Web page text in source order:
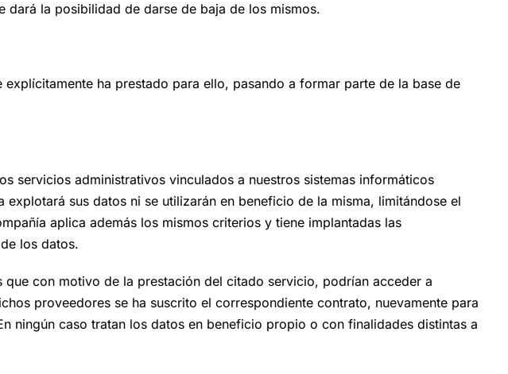
la posibilidad de darse de baja de los mismos.
ha prestado para ello, pasando a formar parte de la base de
servicios administrativos vinculados a nuestros sistemas informáticos
sus datos ni se utilizarán en beneficio de la misma, limitándose el
aplica además los mismos criterios y tiene implantadas las
los datos.
con motivo de la prestación del citado servicio, podrían acceder a
proveedores se ha suscrito el correspondiente contrato, nuevamente para
ningún caso tratan los datos en beneficio propio o con finalidades distintas a